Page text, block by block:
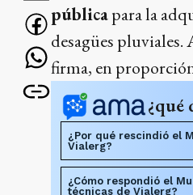
públicapara la
desagües
firma, en
¿qué
¿Por qué rescindió el
Vialerg?
¿Cómo respondió el
técnicas de Vialerg?